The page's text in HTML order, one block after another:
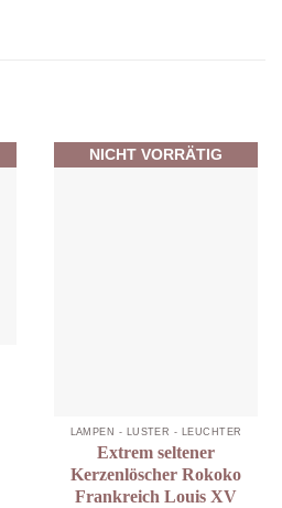
NICHT VORRÄTIG
LAMPEN - LÜSTER - LEUCHTER
Extrem seltener
Kerzenlöscher Rokoko
Frankreich Louis XV